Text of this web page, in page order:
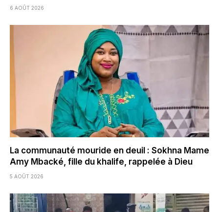
6 AOÛT 2026
La communauté mouride en deuil : Sokhna Mame
Amy Mbacké, fille du khalife, rappelée à Dieu
5 AOÛT 2026